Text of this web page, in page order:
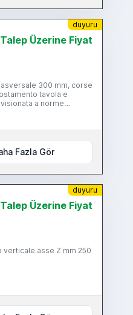
duyuru
Talep Üzerine Fiyat
300 mm, corse
tavola e
Fazla Gör
duyuru
Talep Üzerine Fiyat